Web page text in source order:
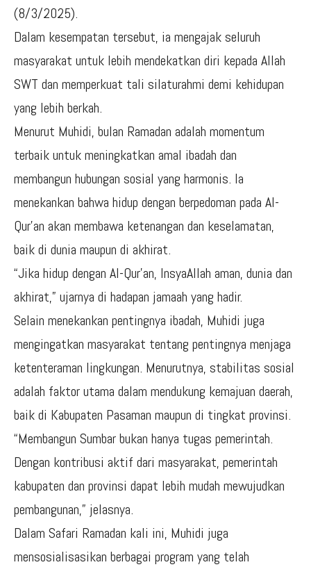
(8/3/2025).
Dalam kesempatan tersebut, ia mengajak seluruh
masyarakat untuk lebih mendekatkan diri kepada Allah
SWT dan memperkuat tali silaturahmi demi kehidupan
yang lebih berkah.
Menurut Muhidi, bulan Ramadan adalah momentum
terbaik untuk meningkatkan amal ibadah dan
membangun hubungan sosial yang harmonis. Ia
menekankan bahwa hidup dengan berpedoman pada Al-
Qur’an akan membawa ketenangan dan keselamatan,
baik di dunia maupun di akhirat.
“Jika hidup dengan Al-Qur’an, InsyaAllah aman, dunia dan
akhirat,” ujarnya di hadapan jamaah yang hadir.
Selain menekankan pentingnya ibadah, Muhidi juga
mengingatkan masyarakat tentang pentingnya menjaga
ketenteraman lingkungan. Menurutnya, stabilitas sosial
adalah faktor utama dalam mendukung kemajuan daerah,
baik di Kabupaten Pasaman maupun di tingkat provinsi.
“Membangun Sumbar bukan hanya tugas pemerintah.
Dengan kontribusi aktif dari masyarakat, pemerintah
kabupaten dan provinsi dapat lebih mudah mewujudkan
pembangunan,” jelasnya.
Dalam Safari Ramadan kali ini, Muhidi juga
mensosialisasikan berbagai program yang telah